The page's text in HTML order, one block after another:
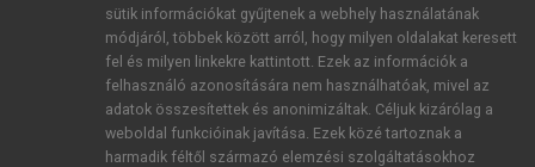
ÚJ FIÓK LÉTREHOZÁSA
1 óra díjmentes hozzáférés
E-MAIL-CÍM
sütik információkat gyűjtenek a webhely használatának
módjáról, többek között arról, hogy milyen oldalakat keresett
fel és milyen linkekre kattintott. Ezek az információk a
felhasználó azonosítására nem használhatóak, mivel az
adatok összesítettek és anonimizáltak. Céljuk kizárólag a
weboldal funkcióinak javítása. Ezek közé tartoznak a
harmadik féltől származó elemzési szolgáltatásokhoz